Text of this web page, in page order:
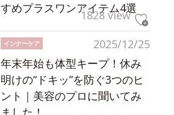
すめプラスワンアイテム4選
1828 view
2025/12/25
インナーケア
年末年始も体型キープ！休み
明けの“ドキッ”を防ぐ3つのヒ
ント｜美容のプロに聞いてみ